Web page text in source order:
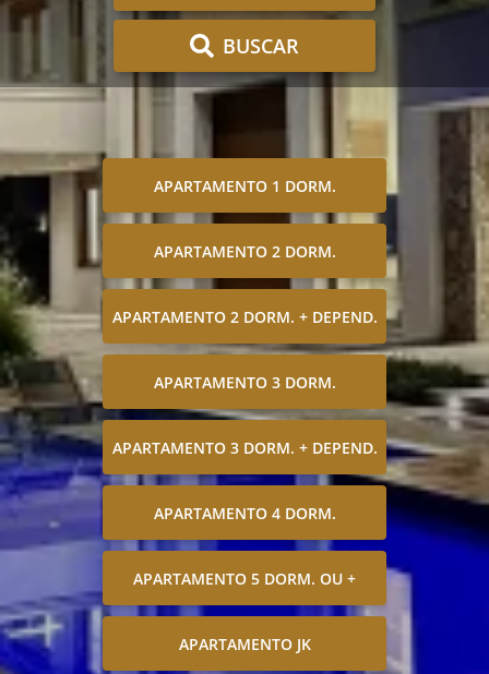
BUSCAR
APARTAMENTO 1 DORM.
APARTAMENTO 2 DORM.
APARTAMENTO 2 DORM. + DEPEND.
APARTAMENTO 3 DORM.
APARTAMENTO 3 DORM. + DEPEND.
APARTAMENTO 4 DORM.
APARTAMENTO 5 DORM. OU +
APARTAMENTO JK